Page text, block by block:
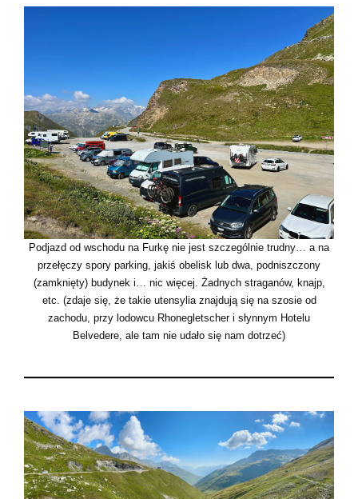
Podjazd od wschodu na Furkę nie jest szczególnie trudny… a na
przełęczy spory parking, jakiś obelisk lub dwa, podniszczony
(zamknięty) budynek i… nic więcej. Żadnych straganów, knajp,
etc. (zdaje się, że takie utensylia znajdują się na szosie od
zachodu, przy lodowcu Rhonegletscher i słynnym Hotelu
Belvedere, ale tam nie udało się nam dotrzeć)